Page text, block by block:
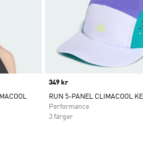
Price
349 kr
RUN 5-PANEL CLIMACOOL
Performance
3 färger